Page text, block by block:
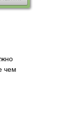
чем